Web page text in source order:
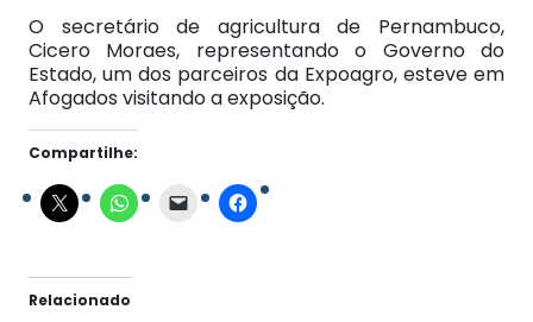
O secretário de agricultura de Pernambuco,
Cicero Moraes, representando o Governo do
Estado, um dos parceiros da Expoagro, esteve em
Afogados visitando a exposição.
Compartilhe:
Relacionado